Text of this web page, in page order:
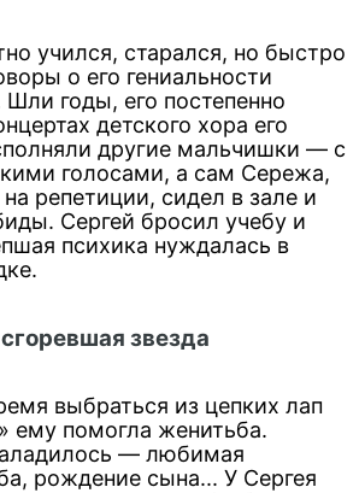
учился, старался, но быстро
о его гениальности
Шли годы, его постепенно
детского хора его
другие мальчишки — с
голосами, а сам Сережа,
репетиции, сидел в зале и
Сергей бросил учебу и
психика нуждалась в
звезда
выбраться из цепких лап
ему помогла женитьба.
— любимая
рождение сына... У Сергея